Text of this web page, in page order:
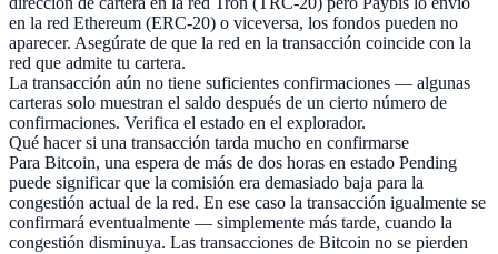
en la red Ethereum (ERC-20) o viceversa, los fondos pueden no
aparecer. Asegúrate de que la red en la transacción coincide con la
red que admite tu cartera.
La transacción aún no tiene suficientes confirmaciones — algunas
carteras solo muestran el saldo después de un cierto número de
confirmaciones. Verifica el estado en el explorador.
Qué hacer si una transacción tarda mucho en confirmarse
Para Bitcoin, una espera de más de dos horas en estado Pending
puede significar que la comisión era demasiado baja para la
congestión actual de la red. En ese caso la transacción igualmente se
confirmará eventualmente — simplemente más tarde, cuando la
congestión disminuya. Las transacciones de Bitcoin no se pierden